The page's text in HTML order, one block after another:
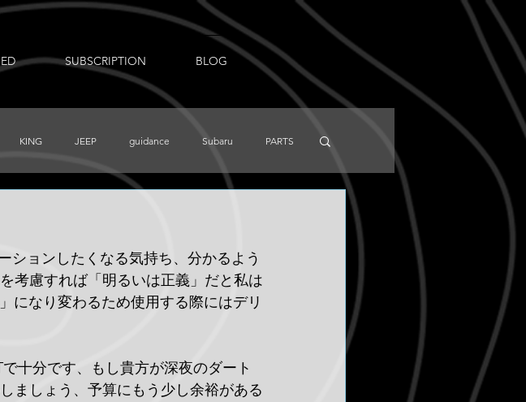
SUBSCRIPTION BLOG
KING JEEP guidance Subaru PARTS
BajaDesigns
ションしたくなる気持ち、分かるよう
考慮すれば「明るいは正義」だと私は
になり変わるため使用する際にはデリ
十分です、もし貴方が深夜のダート
ましょう、予算にもう少し余裕がある